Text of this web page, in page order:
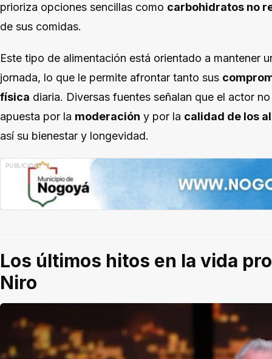
prioriza opciones sencillas como carbohidratos no
de sus comidas.
Este tipo de alimentación está orientado a mantener
jornada, lo que le permite afrontar tanto sus
física diaria. Diversas fuentes señalan que el actor
apuesta por la moderación y por la calidad de los
así su bienestar y longevidad.
Los últimos hitos en la vida
Niro